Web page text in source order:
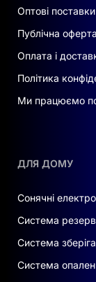
Оптові поставки
Публічна оферта
Оплата і
Політика
Ми працюємо по
ДЛЯ ДОМУ
Сонячні
Система
Система
Система